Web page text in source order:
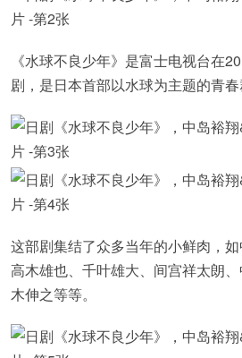
《水球不良少年》是富士电视台在
剧，是日本首部以水球为主题的青春
这部剧集结了众多当年的小鲜肉，如
高木雄也、千叶雄大、间宫祥太朗
木伸之等等。